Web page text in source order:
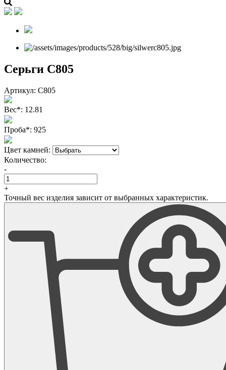
Серьги С805
Артикул: С805
Вес*: 12.81
Проба*: 925
Цвет камней:
Количество:
-
+
Точный вес изделия зависит от выбранных характеристик.